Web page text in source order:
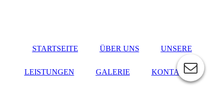
STARTSEITE ÜBER UNS UNSERE
LEISTUNGEN GALERIE KONTAKT